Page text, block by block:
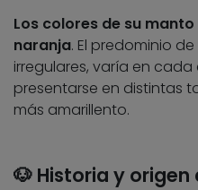
Los colores de su manto
naranja. El predominio
irregulares, varía en
presentarse en distintas
más amarillento.
🐶 Historia y origen